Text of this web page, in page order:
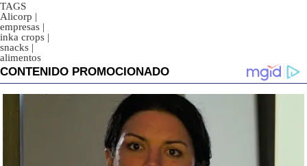
TAGS
Alicorp |
empresas |
inka crops |
snacks |
alimentos